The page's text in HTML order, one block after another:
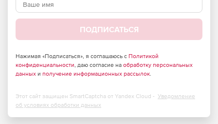
Единой системы идентификации и аутентификации». В
частности, содержит методы для реализации следующих
Получения и обработку ответа ЕСИА.
Формирования запроса на отзыв авторизации
ПОДПИСАТЬСЯ
Нажимая «Подписаться», я соглашаюсь с Политикой
конфиденциальности, даю согласие на обработку персональных
данных и получение информационных рассылок.
Этот сайт защищен SmartCaptcha от Yandex Cloud - Уведомление
об условиях обработки данных